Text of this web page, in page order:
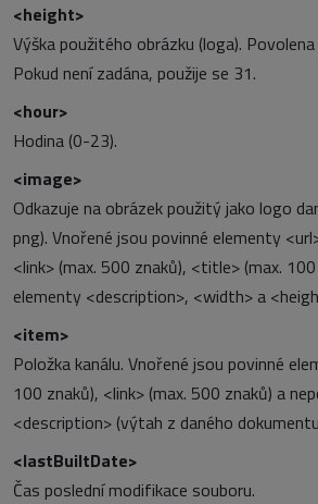
<height>
Výška použitého obrázku (loga).
Pokud není zadána, použije se 31.
<hour>
Hodina (0-23).
<image>
Odkazuje na obrázek použitý jako logo
png). Vnořené jsou povinné elementy
<link> (max. 500 znaků), <title> (max.
elementy <description>, <width> a
<item>
Položka kanálu. Vnořené jsou povinné
100 znaků), <link> (max. 500 znaků) a
<description> (výtah z daného
<lastBuiltDate>
Čas poslední modifikace souboru.